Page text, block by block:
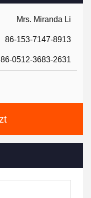
Mrs. Miranda Li
86-153-7147-8913
86-0512-3683-2631